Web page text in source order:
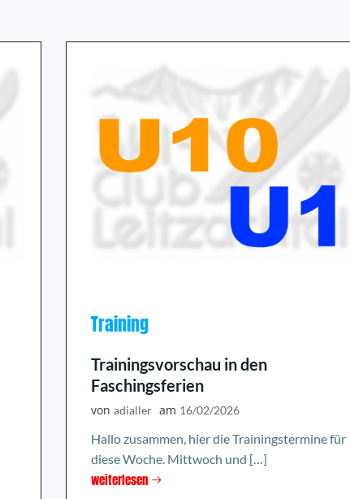
Training
Trainingsvorschau in den
Faschingsferien
von adialler am 16/02/2026
Hallo zusammen, hier die Trainingstermine für
diese Woche. Mittwoch und […]
weiterlesen